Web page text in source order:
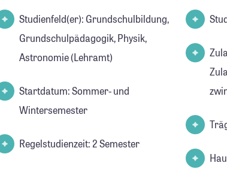
Studienfeld(er): Grundschulbildung,
Grundschulpädagogik, Physik,
Astronomie (Lehramt)
Startdatum: Sommer- und
Wintersemester
Regelstudienzeit: 2 Semester